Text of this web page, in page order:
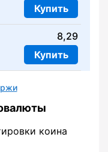
Купить
8,29
Купить
коина